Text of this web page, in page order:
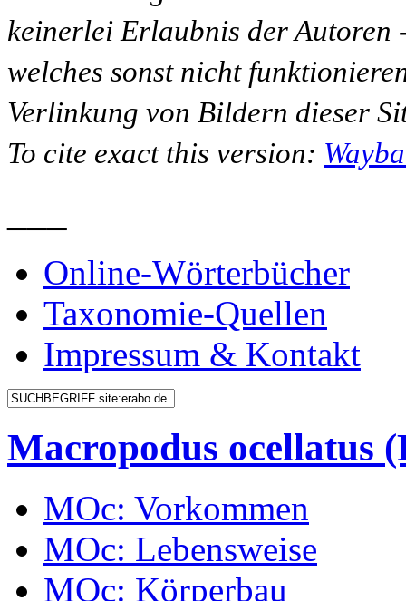
keinerlei Erlaubnis der Autoren
welches sonst nicht
Verlinkung von Bildern dieser
To cite exact this version:
Online-Wörterbücher
Taxonomie-Quellen
Impressum & Kontakt
Macropodus ocellatus
MOc: Vorkommen
MOc: Lebensweise
MOc: Körperbau